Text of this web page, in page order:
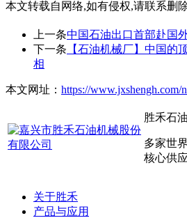
本文转载自网络,如有侵权,请联系删
上一条中国石油出口首部赴国
下一条 【石油机械厂】中国的
相
本文网址： https://www.jxshengh.com/
胜禾石
多家世
核心供
关于胜禾
产品与应用